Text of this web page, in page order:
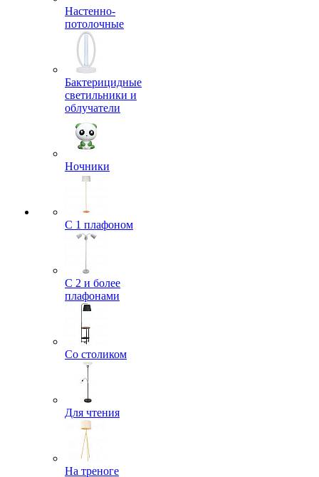
Настенно-
потолочные
Бактерицидные
светильники и
облучатели
Ночники
С 1 плафоном
С 2 и более
плафонами
Со столиком
Для чтения
На треноге